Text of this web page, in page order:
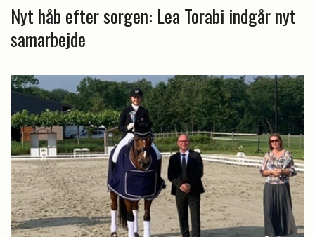
Nyt håb efter sorgen: Lea Torabi indgår nyt
samarbejde